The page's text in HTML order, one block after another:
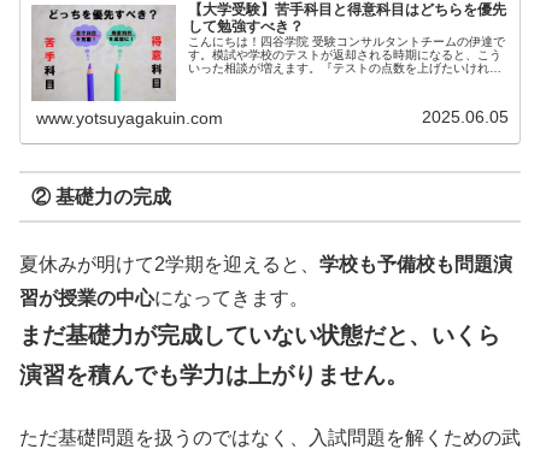
【大学受験】苦手科目と得意科目はどちらを優先
して勉強すべき？
こんにちは！四谷学院 受験コンサルタントチームの伊達で
す。模試や学校のテストが返却される時期になると、こう
いった相談が増えます。『テストの点数を上げたいけれ
www.yotsuyagakuin.com 2025.06.05
② 基礎力の完成
夏休みが明けて2学期を迎えると、 学校も予備校も問題演
習が授業の中心になってきます。
まだ基礎力が完成していない状態だと、いくら
演習を積んでも学力は上がりません。
ただ基礎問題を扱うのではなく、入試問題を解くための武